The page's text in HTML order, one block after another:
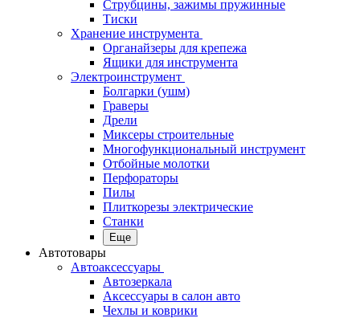
Струбцины, зажимы пружинные
Тиски
Хранение инструмента
Органайзеры для крепежа
Ящики для инструмента
Электроинструмент
Болгарки (ушм)
Граверы
Дрели
Миксеры строительные
Многофункциональный инструмент
Отбойные молотки
Перфораторы
Пилы
Плиткорезы электрические
Станки
Еще
Автотовары
Автоаксессуары
Автозеркала
Аксессуары в салон авто
Чехлы и коврики